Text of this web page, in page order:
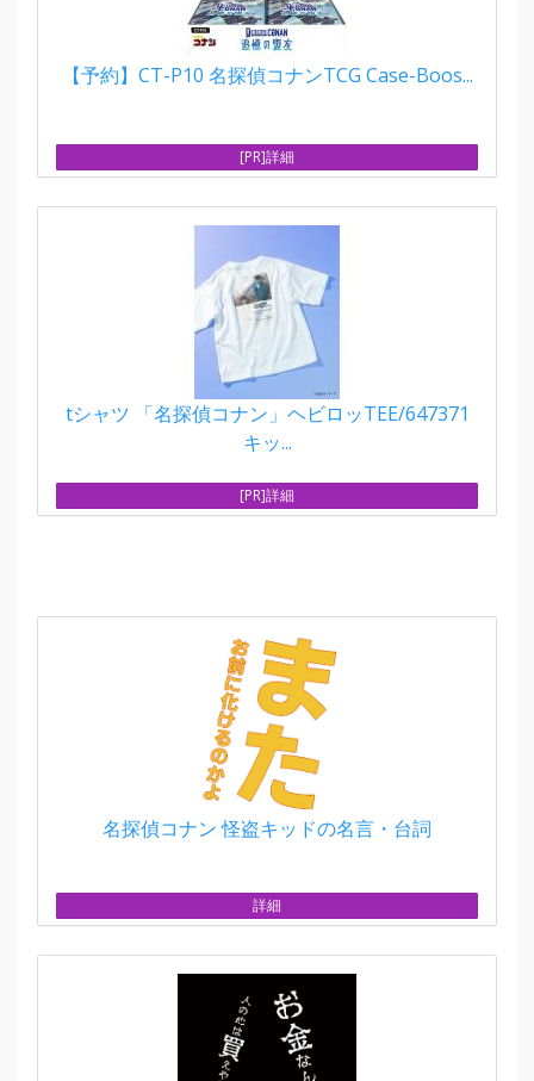
【予約】CT-P10 名探偵コナンTCG Case-Boos...
[PR]詳細
tシャツ 「名探偵コナン」ヘビロッTEE/647371
キッ...
[PR]詳細
名探偵コナン 怪盗キッドの名言・台詞
詳細